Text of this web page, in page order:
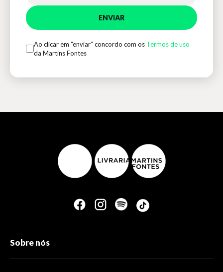
ENVIAR
Ao clicar em “enviar” concordo com os Termos de uso
da Martins Fontes
Sobre nós